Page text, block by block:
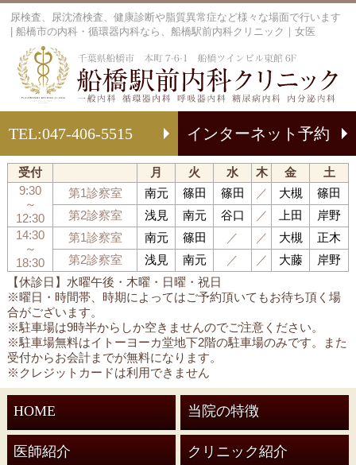
尿検査、尿沈渣検査、健康診断や脂質異常症など様々な場面で行います
| 船橋市の内科・循環器内科なら、船橋駅前内科クリニック｜女医
TEL:047-406-5515 インターネット予約
【休診日】水曜午後・木曜・日曜・祝日
※曜日・時間帯、時期によってはご予約頂いてもお待ち頂く場
合がございます。
※駐車場は9時半からしか空きませんのでご注意ください。
※駐車場無料はイトーヨーカ堂地下2階の駐車場のみです。また
受付からお会計までが無料になります。
※クレジットカードは利用できません
受付 月 火 水 木 金
土
9:30
～
12:30
第1診察室 南元 篠田 篠田 ／ 大槻
篠田
第2診察室
浅見 南元 谷口 ／ 上田
岸野
14:30
～
18:30
第1診察室 南元 篠田 ／ ／ 大槻
正木
第2診察室
浅見 南元 ／ ／ 大藤 岸野
HOME 当院の特徴
医師紹介 クリニック紹介